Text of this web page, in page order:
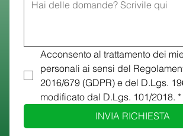
Acconsento al trattamento dei
personali ai sensi del
2016/679 (GDPR) e del D.Lgs.
modificato dal D.Lgs. 101/2018. *
INVIA RICHIESTA